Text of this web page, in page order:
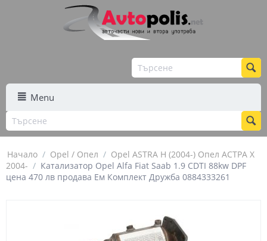
Menu
Начало / Opel / Опел / Opel ASTRA H (2004-) Опел АСТРА Х
2004- / Катализатор Opel Alfa Fiat Saab 1.9 CDTI 88kw DPF
цена 470 лв продава Ем Комплект Дружба 0884333261